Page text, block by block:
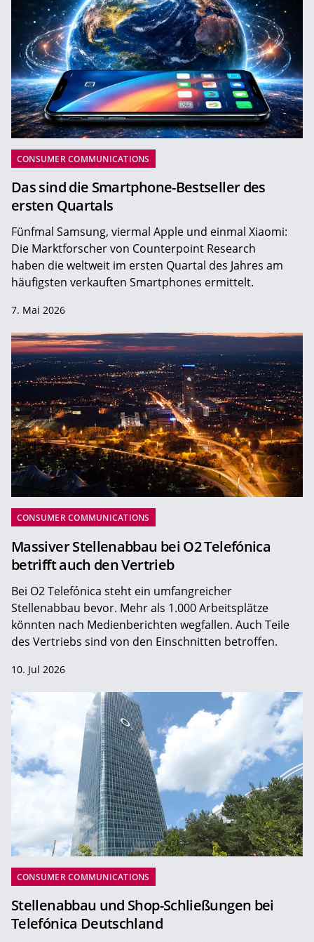
CONSUMER COMMUNICATIONS
Das sind die Smartphone-Bestseller des
ersten Quartals
Fünfmal Samsung, viermal Apple und einmal Xiaomi:
Die Marktforscher von Counterpoint Research
haben die weltweit im ersten Quartal des Jahres am
häufigsten verkauften Smartphones ermittelt.
7. Mai 2026
CONSUMER COMMUNICATIONS
Massiver Stellenabbau bei O2 Telefónica
betrifft auch den Vertrieb
Bei O2 Telefónica steht ein umfangreicher
Stellenabbau bevor. Mehr als 1.000 Arbeitsplätze
könnten nach Medienberichten wegfallen. Auch Teile
des Vertriebs sind von den Einschnitten betroffen.
10. Jul 2026
CONSUMER COMMUNICATIONS
Stellenabbau und Shop-Schließungen bei
Telefónica Deutschland